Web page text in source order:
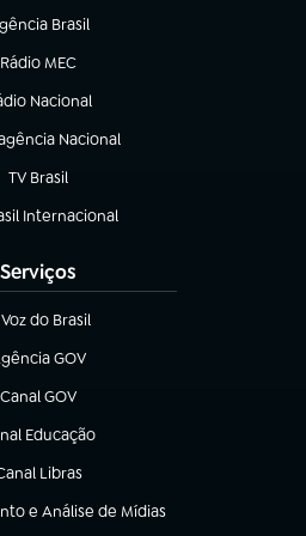
Brasil
em nova aba)
Rádio MEC
(abre em nova aba)
Nacional
Nacional
nova aba)
TV Brasil
(abre em nova aba)
Internacional
nova aba)
Serviços
do Brasil
em nova aba)
GOV
em nova aba)
Canal GOV
(abre em nova aba)
Educação
em nova aba)
Libras
em nova aba)
e Análise de Mídias
aba)